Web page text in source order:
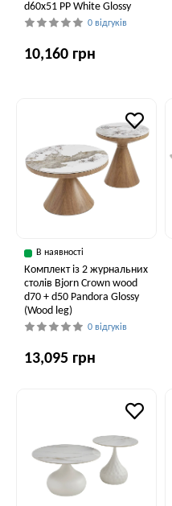
d60х51 PP White Glossy
0 відгуків
10,160 грн
В наявності
Комплект із 2 журнальних
столів Bjorn Crown wood
d70 + d50 Pandora Glossy
(Wood leg)
0 відгуків
13,095 грн